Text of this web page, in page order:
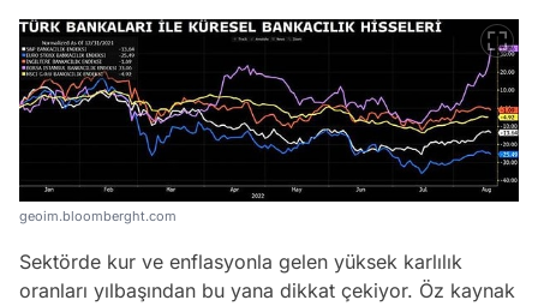
geoim.bloomberght.com
Sektörde kur ve enflasyonla gelen yüksek karlılık
oranları yılbaşından bu yana dikkat çekiyor. Öz kaynak